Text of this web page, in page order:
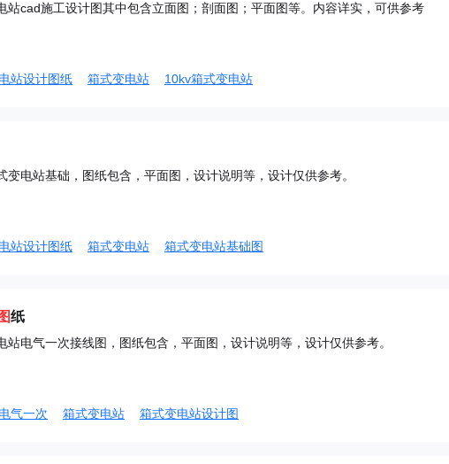
站cad施工设计图其中包含立面图；剖面图；平面图等。内容详实，可供参考
站设计图纸 箱式变电站 10kv箱式变电站
变电站基础，图纸包含，平面图，设计说明等，设计仅供参考。
站设计图纸 箱式变电站 箱式变电站基础图
纸
站电气一次接线图，图纸包含，平面图，设计说明等，设计仅供参考。
气一次 箱式变电站 箱式变电站设计图